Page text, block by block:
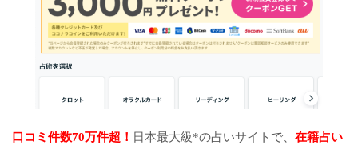
口コミ件数70万件超！ 日本最大級*の占いサイトで、 在籍占い